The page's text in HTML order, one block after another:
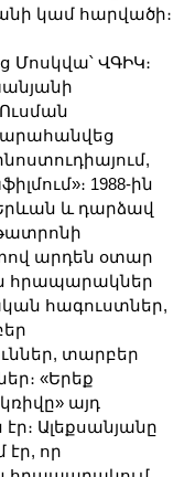
կամ հարվածի։
Մոսկվա՝ ՎԳԻԿ։
1988-ին
և դարձավ
արդեն օտար
հրապարակներ
հագուստներ,
տարբեր
«Երեք
այդ
Ալեքսանյանը
որ